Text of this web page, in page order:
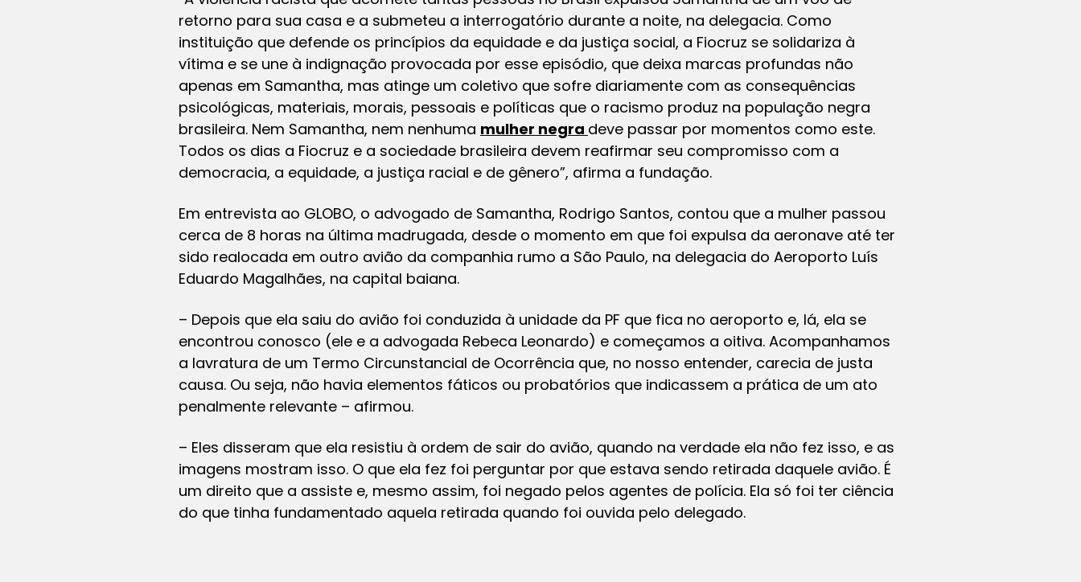
retorno para sua casa e a submeteu a interrogatório durante a noite, na delegacia. Como
instituição que defende os princípios da equidade e da justiça social, a Fiocruz se solidariza à
vítima e se une à indignação provocada por esse episódio, que deixa marcas profundas não
apenas em Samantha, mas atinge um coletivo que sofre diariamente com as consequências
psicológicas, materiais, morais, pessoais e políticas que o racismo produz na população negra
brasileira. Nem Samantha, nem nenhuma mulher negra deve passar por momentos como este.
Todos os dias a Fiocruz e a sociedade brasileira devem reafirmar seu compromisso com a
democracia, a equidade, a justiça racial e de gênero”, afirma a fundação.
Em entrevista ao GLOBO, o advogado de Samantha, Rodrigo Santos, contou que a mulher passou
cerca de 8 horas na última madrugada, desde o momento em que foi expulsa da aeronave até ter
sido realocada em outro avião da companhia rumo a São Paulo, na delegacia do Aeroporto Luís
Eduardo Magalhães, na capital baiana.
– Depois que ela saiu do avião foi conduzida à unidade da PF que fica no aeroporto e, lá, ela se
encontrou conosco (ele e a advogada Rebeca Leonardo) e começamos a oitiva. Acompanhamos
a lavratura de um Termo Circunstancial de Ocorrência que, no nosso entender, carecia de justa
causa. Ou seja, não havia elementos fáticos ou probatórios que indicassem a prática de um ato
penalmente relevante – afirmou.
– Eles disseram que ela resistiu à ordem de sair do avião, quando na verdade ela não fez isso, e as
imagens mostram isso. O que ela fez foi perguntar por que estava sendo retirada daquele avião. É
um direito que a assiste e, mesmo assim, foi negado pelos agentes de polícia. Ela só foi ter ciência
do que tinha fundamentado aquela retirada quando foi ouvida pelo delegado.